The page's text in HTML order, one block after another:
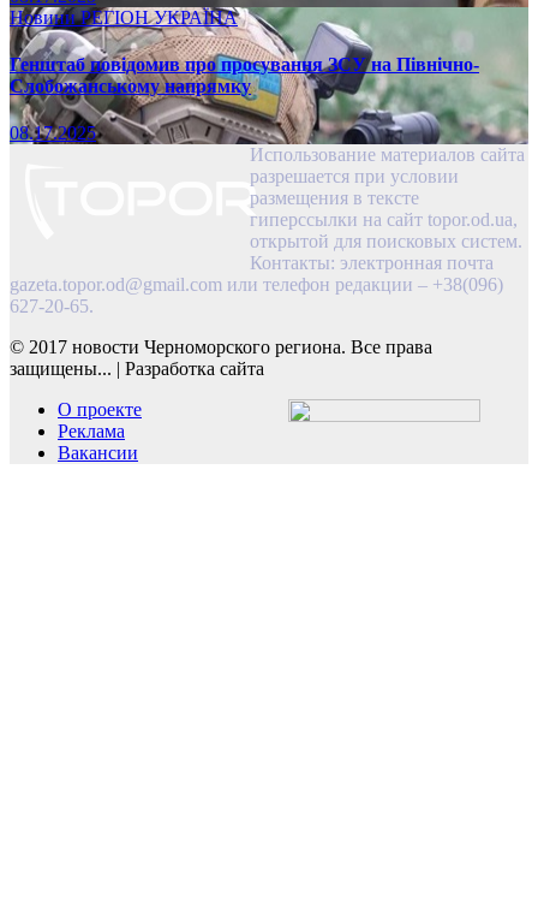
НовиниРЕГІОНУКРАЇНА
Генштаб повідомив про просування ЗСУ на Північно-
Слобожанському напрямку
08.17.2025
Использование материалов сайта
разрешается при условии
размещения в тексте
гиперссылки на сайт topor.od.ua,
открытой для поисковых систем.
Контакты: электронная почта
gazeta.topor.od@gmail.com или телефон редакции – +38(096)
627-20-65.
© 2017 новости Черноморского региона. Все права
защищены... | Разработка сайта
О проекте
Реклама
Вакансии